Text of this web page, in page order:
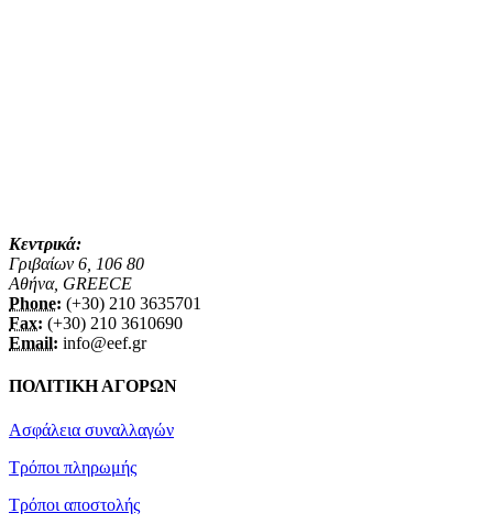
Κεντρικά:
Γριβαίων 6, 106 80
Αθήνα, GREECE
Phone: (+30) 210 3635701
Fax: (+30) 210 3610690
Email: info@eef.gr
ΠΟΛΙΤΙΚΗ ΑΓΟΡΩΝ
Ασφάλεια συναλλαγών
Τρόποι πληρωμής
Τρόποι αποστολής